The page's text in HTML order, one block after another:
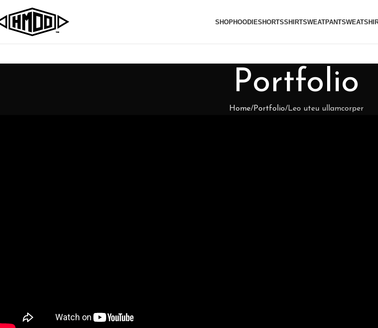
SHOPHOODIESHORTSSHIRTSWEATPANT
Portfolio
Home Portfolio Leo uteu ullamcorper